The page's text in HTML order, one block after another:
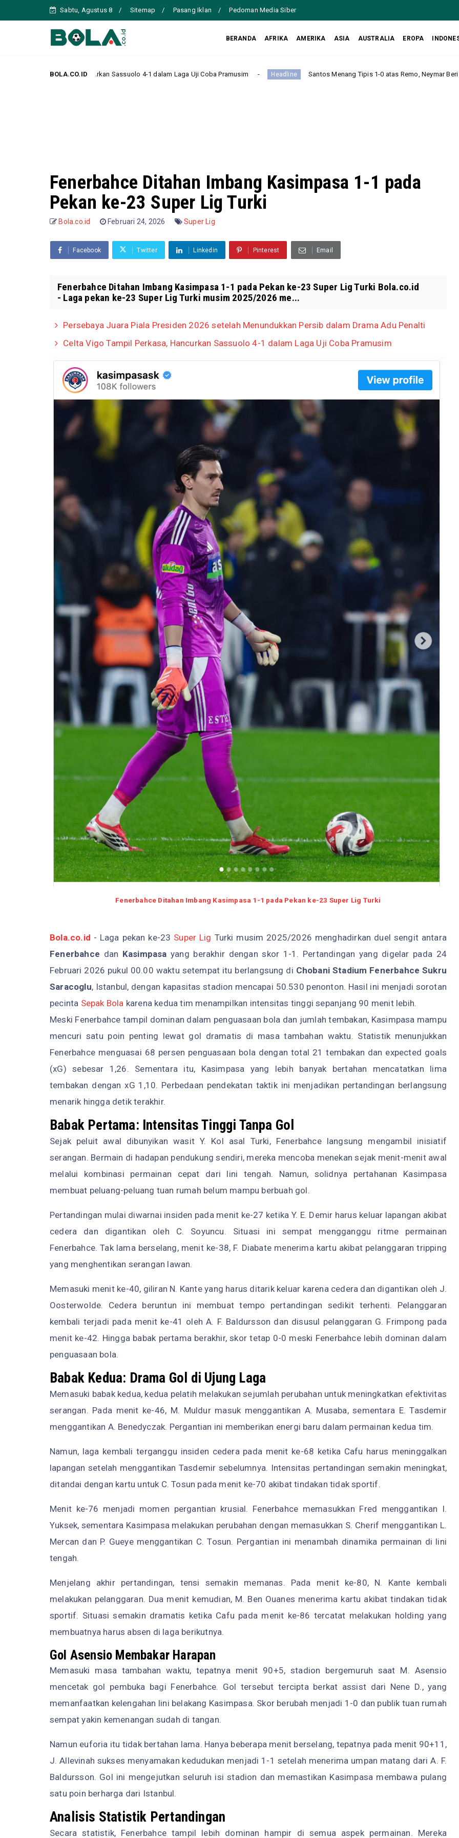
Sabtu, Agustus 8 Sitemap Pasang Iklan Pedoman Media Siber
BERANDA AFRIKA AMERIKA ASIA AUSTRALIA EROPA
BOLA.CO.ID
Hancurkan Sassuolo 4-1 dalam Laga Uji Coba Pramusim Headline Santos Menang Tipis 1-0 atas Remo, Neymar Beri Assist dan Antar Tim
Fenerbahce Ditahan Imbang Kasimpasa 1-1 pada
Pekan ke-23 Super Lig Turki
Bola.co.id Februari 24, 2026 Super Lig
Facebook Twitter Linkedin Pinterest Email
Fenerbahce Ditahan Imbang Kasimpasa 1-1 pada Pekan ke-23 Super Lig Turki Bola.co.id
- Laga pekan ke-23 Super Lig Turki musim 2025/2026 me...
Persebaya Juara Piala Presiden 2026 setelah Menundukkan Persib dalam Drama Adu Penalti
Celta Vigo Tampil Perkasa, Hancurkan Sassuolo 4-1 dalam Laga Uji Coba Pramusim
Fenerbahce Ditahan Imbang Kasimpasa 1-1 pada Pekan ke-23 Super Lig Turki
Bola.co.id - Laga pekan ke-23 Super Lig Turki musim 2025/2026 menghadirkan duel sengit antara
Fenerbahce dan Kasimpasa yang berakhir dengan skor 1-1. Pertandingan yang digelar pada 24
Februari 2026 pukul 00.00 waktu setempat itu berlangsung di Chobani Stadium Fenerbahce Sukru
Saracoglu, Istanbul, dengan kapasitas stadion mencapai 50.530 penonton. Hasil ini menjadi sorotan
pecinta Sepak Bola karena kedua tim menampilkan intensitas tinggi sepanjang 90 menit lebih.
Meski Fenerbahce tampil dominan dalam penguasaan bola dan jumlah tembakan, Kasimpasa mampu
mencuri satu poin penting lewat gol dramatis di masa tambahan waktu. Statistik menunjukkan
Fenerbahce menguasai 68 persen penguasaan bola dengan total 21 tembakan dan expected goals
(xG) sebesar 1,26. Sementara itu, Kasimpasa yang lebih banyak bertahan mencatatkan lima
tembakan dengan xG 1,10. Perbedaan pendekatan taktik ini menjadikan pertandingan berlangsung
menarik hingga detik terakhir.
Babak Pertama: Intensitas Tinggi Tanpa Gol
Sejak peluit awal dibunyikan wasit Y. Kol asal Turki, Fenerbahce langsung mengambil inisiatif
serangan. Bermain di hadapan pendukung sendiri, mereka mencoba menekan sejak menit-menit awal
melalui kombinasi permainan cepat dari lini tengah. Namun, solidnya pertahanan Kasimpasa
membuat peluang-peluang tuan rumah belum mampu berbuah gol.
Pertandingan mulai diwarnai insiden pada menit ke-27 ketika Y. E. Demir harus keluar lapangan akibat
cedera dan digantikan oleh C. Soyuncu. Situasi ini sempat mengganggu ritme permainan
Fenerbahce. Tak lama berselang, menit ke-38, F. Diabate menerima kartu akibat pelanggaran tripping
yang menghentikan serangan lawan.
Memasuki menit ke-40, giliran N. Kante yang harus ditarik keluar karena cedera dan digantikan oleh J.
Oosterwolde. Cedera beruntun ini membuat tempo pertandingan sedikit terhenti. Pelanggaran
kembali terjadi pada menit ke-41 oleh A. F. Baldursson dan disusul pelanggaran G. Frimpong pada
menit ke-42. Hingga babak pertama berakhir, skor tetap 0-0 meski Fenerbahce lebih dominan dalam
penguasaan bola.
Babak Kedua: Drama Gol di Ujung Laga
Memasuki babak kedua, kedua pelatih melakukan sejumlah perubahan untuk meningkatkan efektivitas
serangan. Pada menit ke-46, M. Muldur masuk menggantikan A. Musaba, sementara E. Tasdemir
menggantikan A. Benedyczak. Pergantian ini memberikan energi baru dalam permainan kedua tim.
Namun, laga kembali terganggu insiden cedera pada menit ke-68 ketika Cafu harus meninggalkan
lapangan setelah menggantikan Tasdemir sebelumnya. Intensitas pertandingan semakin meningkat,
ditandai dengan kartu untuk C. Tosun pada menit ke-70 akibat tindakan tidak sportif.
Menit ke-76 menjadi momen pergantian krusial. Fenerbahce memasukkan Fred menggantikan I.
Yuksek, sementara Kasimpasa melakukan perubahan dengan memasukkan S. Cherif menggantikan L.
Mercan dan P. Gueye menggantikan C. Tosun. Pergantian ini menambah dinamika permainan di lini
tengah.
Menjelang akhir pertandingan, tensi semakin memanas. Pada menit ke-80, N. Kante kembali
melakukan pelanggaran. Dua menit kemudian, M. Ben Ouanes menerima kartu akibat tindakan tidak
sportif. Situasi semakin dramatis ketika Cafu pada menit ke-86 tercatat melakukan holding yang
membuatnya harus absen di laga berikutnya.
Gol Asensio Membakar Harapan
Memasuki masa tambahan waktu, tepatnya menit 90+5, stadion bergemuruh saat M. Asensio
mencetak gol pembuka bagi Fenerbahce. Gol tersebut tercipta berkat assist dari Nene D., yang
memanfaatkan kelengahan lini belakang Kasimpasa. Skor berubah menjadi 1-0 dan publik tuan rumah
sempat yakin kemenangan sudah di tangan.
Namun euforia itu tidak bertahan lama. Hanya beberapa menit berselang, tepatnya pada menit 90+11,
J. Allevinah sukses menyamakan kedudukan menjadi 1-1 setelah menerima umpan matang dari A. F.
Baldursson. Gol ini mengejutkan seluruh isi stadion dan memastikan Kasimpasa membawa pulang
satu poin berharga dari Istanbul.
Analisis Statistik Pertandingan
Secara statistik, Fenerbahce tampil lebih dominan hampir di semua aspek permainan. Mereka